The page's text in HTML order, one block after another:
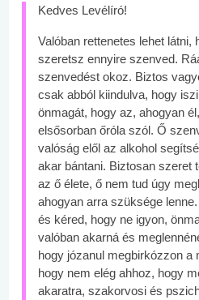
Kedves Levélíró!
Valóban rettenetes lehet látni,
szeretsz ennyire szenved.
szenvedést okoz. Biztos
csak abból kiindulva, hogy
önmagát, hogy az, ahogyan
elsősorban őróla szól. Ő
valóság elől az alkohol
akar bántani. Biztosan szeret
az ő élete, ő nem tud úgy
ahogyan arra szüksége
és kéred, hogy ne igyon,
valóban akarná és
hogy józanul megbirkózzon a
hogy nem elég ahhoz, hogy
akaratra, szakorvosi és